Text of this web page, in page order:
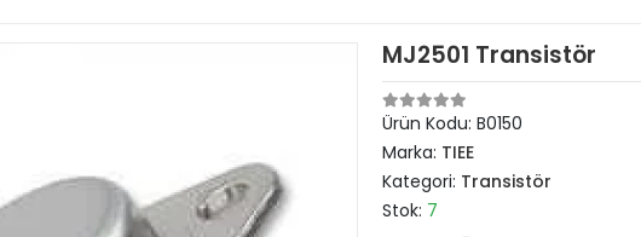
MJ2501 Transistör
Ürün Kodu: B0150
Marka: TIEE
Kategori: Transistör
Stok: 7